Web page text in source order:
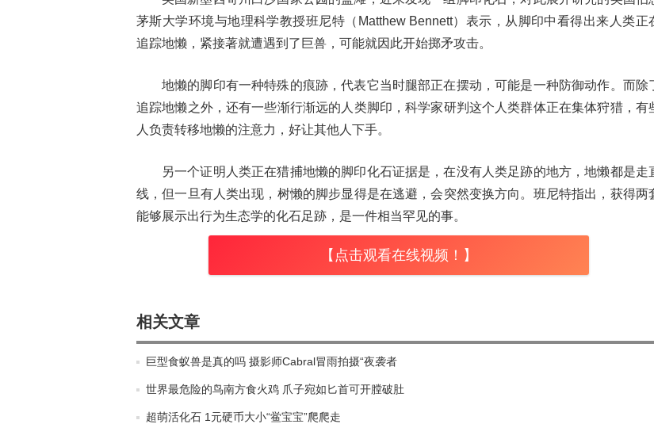
茅斯大学环境与地理科学教授班尼特（Matthew Bennett）表示，从脚印中看得出来人类正
追踪地懒，紧接著就遭遇到了巨兽，可能就因此开始掷矛攻击。
地懒的脚印有一种特殊的痕跡，代表它当时腿部正在摆动，可能是一种防御动作。而除
追踪地懒之外，还有一些渐行渐远的人类脚印，科学家研判这个人类群体正在集体狩猎，有
人负责转移地懒的注意力，好让其他人下手。
另一个证明人类正在猎捕地懒的脚印化石证据是，在没有人类足跡的地方，地懒都是走
线，但一旦有人类出现，树懒的脚步显得是在逃避，会突然变换方向。班尼特指出，获得两
能够展示出行为生态学的化石足跡，是一件相当罕见的事。
【点击观看在线视频！】
相关文章
巨型食蚁兽是真的吗 摄影师Cabral冒雨拍摄“夜袭者
世界最危险的鸟南方食火鸡 爪子宛如匕首可开膛破肚
超萌活化石 1元硬币大小“鲎宝宝”爬爬走